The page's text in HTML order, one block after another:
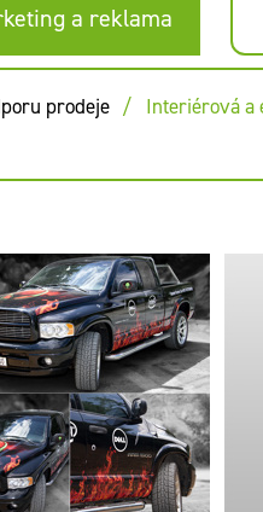
a reklama
prodeje Interiérová a
celoplošný polep
Ram 1500 pro
spol. s r.o. a
Tradings, Inc.